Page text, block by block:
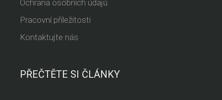
Ochrana osobních údajů
Pracovní příležitosti
Kontaktujte nás
PŘEČTĚTE SI ČLÁNKY